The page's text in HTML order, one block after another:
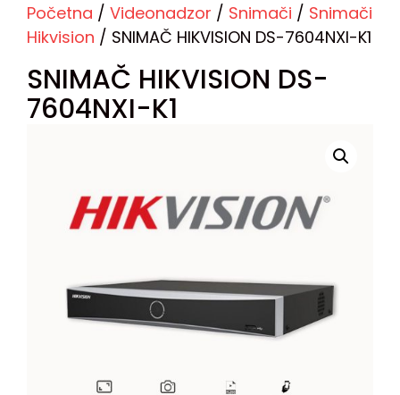
Početna / Videonadzor / Snimači / Snimači
Hikvision / SNIMAČ HIKVISION DS-7604NXI-K1
SNIMAČ HIKVISION DS-
7604NXI-K1